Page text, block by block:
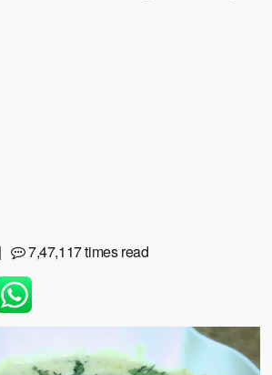
7,47,117 times read